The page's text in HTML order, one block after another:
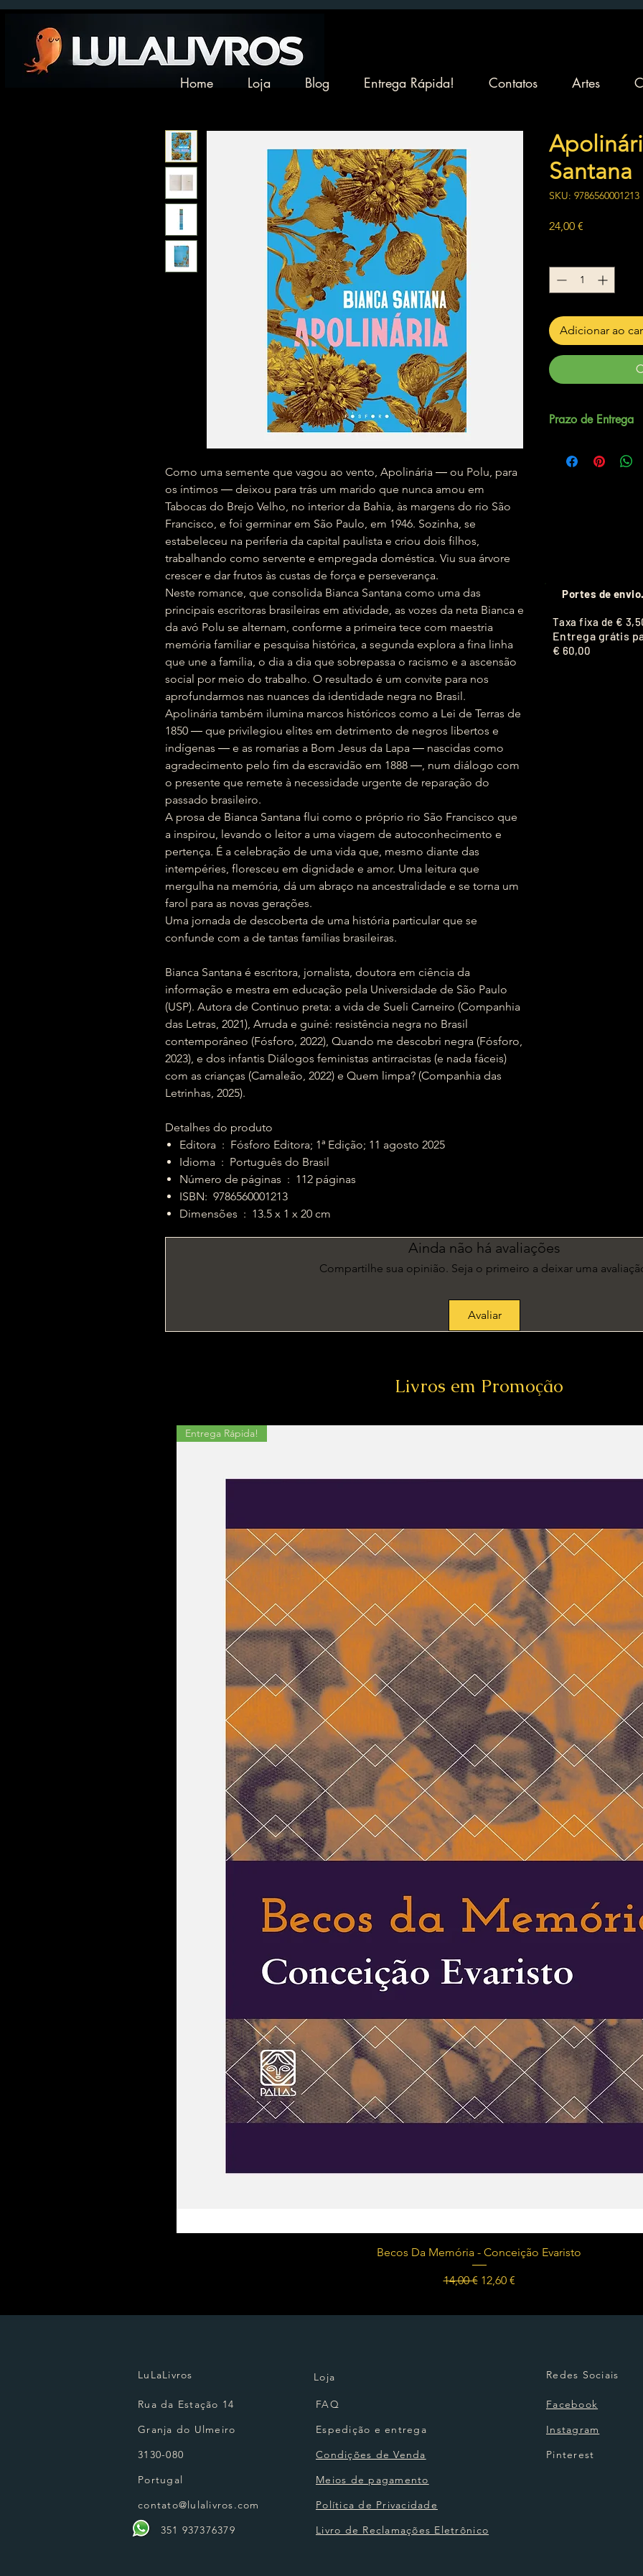
Home Loja Blog Entrega Rápida! Contatos Artes
Como uma semente que vagou ao vento, Apolinária ― ou Polu, para
os íntimos ― deixou para trás um marido que nunca amou em
Tabocas do Brejo Velho, no interior da Bahia, às margens do rio São
Francisco, e foi germinar em São Paulo, em 1946. Sozinha, se
estabeleceu na periferia da capital paulista e criou dois filhos,
trabalhando como servente e empregada doméstica. Viu sua árvore
crescer e dar frutos às custas de força e perseverança.
Neste romance, que consolida Bianca Santana como uma das
principais escritoras brasileiras em atividade, as vozes da neta Bianca e
da avó Polu se alternam, conforme a primeira tece com maestria
memória familiar e pesquisa histórica, a segunda explora a fina linha
que une a família, o dia a dia que sobrepassa o racismo e a ascensão
social por meio do trabalho. O resultado é um convite para nos
aprofundarmos nas nuances da identidade negra no Brasil.
Apolinária também ilumina marcos históricos como a Lei de Terras de
1850 ― que privilegiou elites em detrimento de negros libertos e
indígenas ― e as romarias a Bom Jesus da Lapa ― nascidas como
agradecimento pelo fim da escravidão em 1888 ―, num diálogo com
o presente que remete à necessidade urgente de reparação do
passado brasileiro.
A prosa de Bianca Santana flui como o próprio rio São Francisco que
a inspirou, levando o leitor a uma viagem de autoconhecimento e
pertença. É a celebração de uma vida que, mesmo diante das
intempéries, floresceu em dignidade e amor. Uma leitura que
mergulha na memória, dá um abraço na ancestralidade e se torna um
farol para as novas gerações.
Uma jornada de descoberta de uma história particular que se
confunde com a de tantas famílias brasileiras.
Bianca Santana é escritora, jornalista, doutora em ciência da
informação e mestra em educação pela Universidade de São Paulo
(USP). Autora de Continuo preta: a vida de Sueli Carneiro (Companhia
das Letras, 2021), Arruda e guiné: resistência negra no Brasil
contemporâneo (Fósforo, 2022), Quando me descobri negra (Fósforo,
2023), e dos infantis Diálogos feministas antirracistas (e nada fáceis)
com as crianças (Camaleão, 2022) e Quem limpa? (Companhia das
Letrinhas, 2025).
Detalhes do produto
Editora ‏ : ‎ Fósforo Editora; 1ª Edição; 11 agosto 2025
Idioma ‏ : ‎ Português do Brasil
Número de páginas ‏ : ‎ 112 páginas
ISBN: ‎ 9786560001213
Dimensões ‏ : ‎ 13.5 x 1 x 20 cm
Santana
SKU: 9786560001213
24,00 €
Adicionar ao
Prazo de Entrega
Ainda não há avaliações
Compartilhe sua opinião. Seja o primeiro a deixar uma
Avaliar
Portes de
Taxa fixa de €
Entrega grátis
€ 60,00
Livros em Promoção
Visualização rápida
Entrega Rápida!
Becos Da Memória - Conceição Evaristo
Preço normal
14,00 € Preço promocional
12,60 €
LuLaLivros Loja
Rua da Estação 14
Granja do Ulmeiro
3130-080
Portugal
contato@lulalivros.com
351 937376379
FAQ
Espedição e entrega
Condições de Venda
Meios de pagamento
Política de Privacidade
Livro de Reclamações Eletrônico
Redes Sociais
Facebook
Instagram
Pinterest